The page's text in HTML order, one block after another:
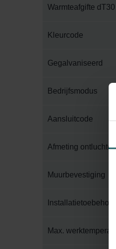
Warmteafgifte dT30
Kleurcode
Gegalvaniseerd
Bedrijfsmodus
Aansluitcode
Afmeting ontluchter
Muurbevestiging
Max.